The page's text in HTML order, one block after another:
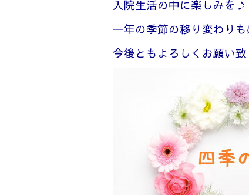
入院生活の中に楽しみを♪
一年の季節の移り変わり
今後ともよろしくお願い致